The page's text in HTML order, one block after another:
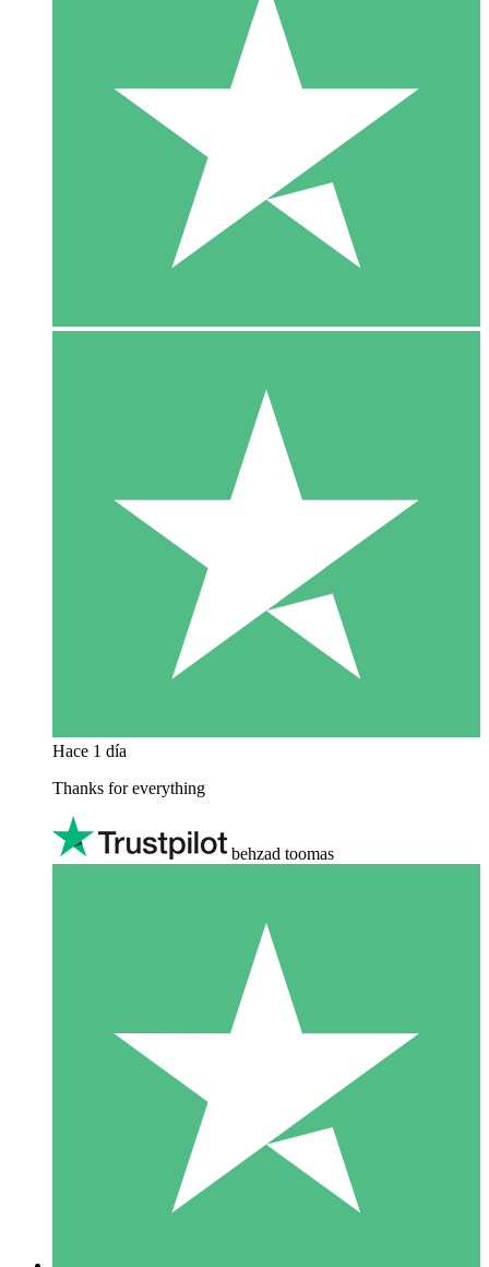
Hace 1 día
Thanks for everything
behzad toomas